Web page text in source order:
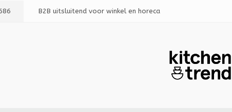
B2B uitsluitend voor winkel en horeca